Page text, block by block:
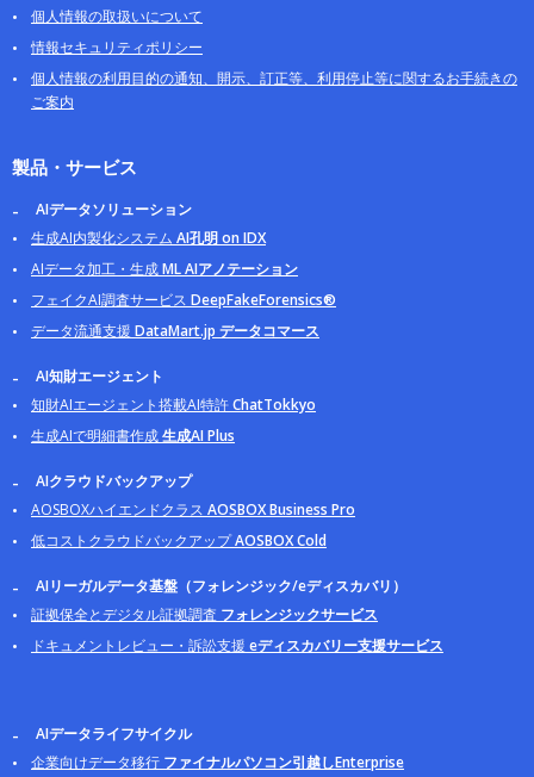
個人情報の取扱いについて
情報セキュリティポリシー
個人情報の利用目的の通知、開示、訂正等、利用停止等に関するお手続きの
ご案内
製品・サービス
AIデータソリューション
生成AI内製化システム AI孔明 on IDX
AIデータ加工・生成ML AIアノテーション
フェイクAI調査サービス DeepFakeForensics®
データ流通支援 DataMart.jp データコマース
AI知財エージェント
知財AIエージェント搭載AI特許ChatTokkyo
生成AIで明細書作成生成AI Plus
AIクラウドバックアップ
AOSBOXハイエンドクラス AOSBOX Business Pro
低コストクラウドバックアップAOSBOX Cold
AIリーガルデータ基盤（フォレンジック/eディスカバリ）
証拠保全とデジタル証拠調査 フォレンジックサービス
ドキュメントレビュー・訴訟支援 eディスカバリー支援サービス
AIデータライフサイクル
企業向けデータ移行 ファイナルパソコン引越しEnterprise